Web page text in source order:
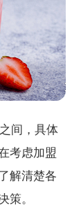
间，具体
考虑加盟
解清楚各
策。